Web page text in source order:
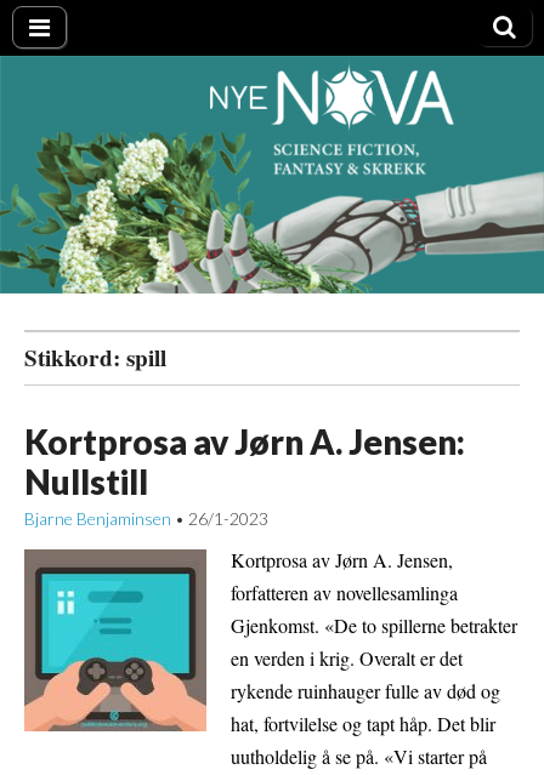
Nye NOVA
Stikkord: spill
Kortprosa av Jørn A. Jensen:
Nullstill
Bjarne Benjaminsen • 26/1-2023
Kortprosa av Jørn A. Jensen,
forfatteren av novellesamlinga
Gjenkomst. «De to spillerne betrakter
en verden i krig. Overalt er det
rykende ruinhauger fulle av død og
hat, fortvilelse og tapt håp. Det blir
uutholdelig å se på. «Vi starter på